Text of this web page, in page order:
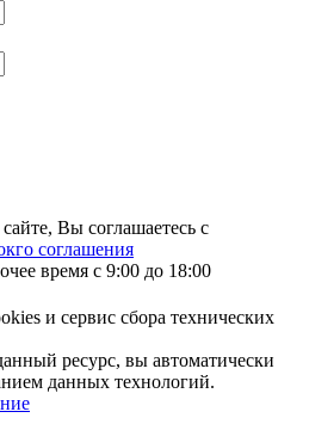
Вы соглашаетесь с
соглашения
время с 9:00 до 18:00
и сервис сбора технических
ресурс, вы автоматически
данных технологий.